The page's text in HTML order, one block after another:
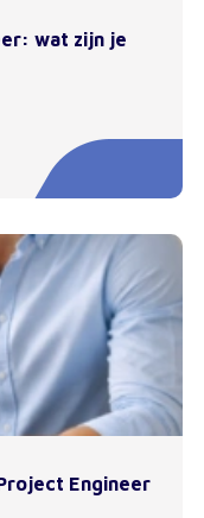
wat zijn je
Engineer